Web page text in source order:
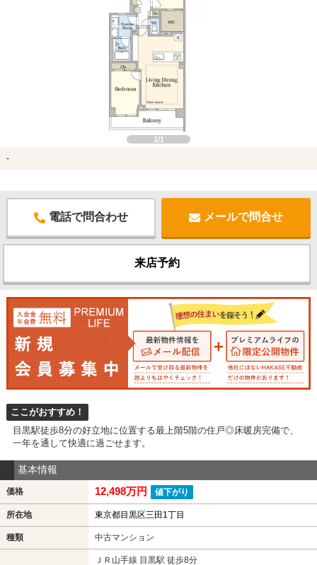
1/1
-
電話で問合わせ メールで問合せ
来店予約
ここがおすすめ！
目黒駅徒歩8分の好立地に位置する最上階5階の住戸◎床暖房完備で、
一年を通して快適に過ごせます。
基本情報
価格 12,498万円 値下がり
所在地 東京都目黒区三田1丁目
種類 中古マンション
ＪＲ山手線 目黒駅 徒歩8分